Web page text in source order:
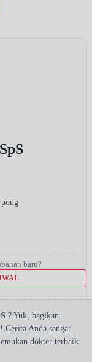
baru?
? Yuk, bagikan
Cerita Anda sangat
dokter terbaik.